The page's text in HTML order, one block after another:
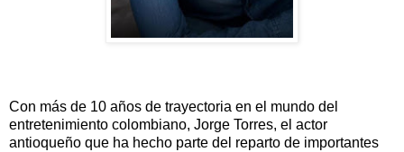
Con más de 10 años de trayectoria en el mundo del
entretenimiento colombiano, Jorge Torres, el actor
antioqueño que ha hecho parte del reparto de importantes